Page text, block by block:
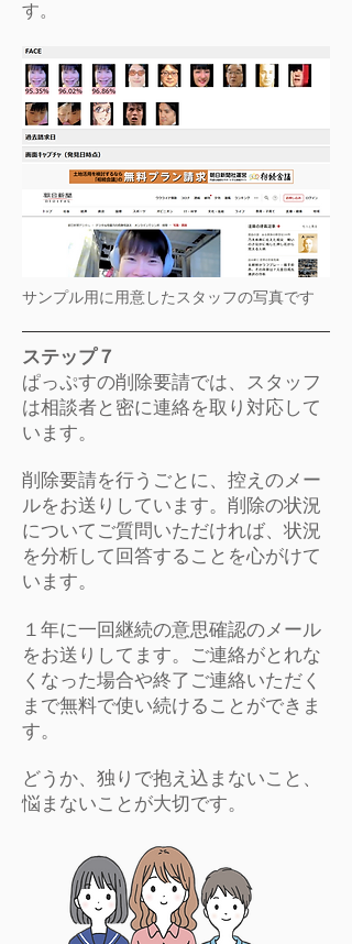
す。
サンプル用に用意したスタッフの写真です
ステップ７
ぱっぷすの削除要請では、スタッフ
は相談者と密に連絡を取り対応して
います。
削除要請を行うごとに、 ​控えのメー
ルをお送りしています。 削除の状況
についてご質問いただければ、状況
を分析して回答することを心がけて
います。
１年に一回継続の意思確認のメール
をお送りしてます。ご連絡がとれな
くなった場合や終了ご連絡いただく
まで無料で使い続けることができま
す。
​どうか、独りで抱え込まないこと、
悩まないことが大切です。